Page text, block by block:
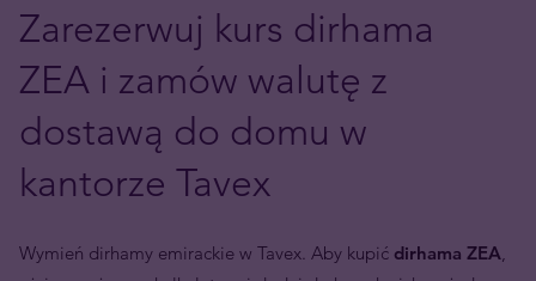
Zarezerwuj kurs dirhama
ZEA i zamów walutę z
dostawą do domu w
kantorze Tavex
Wymień dirhamy emirackie w Tavex. Aby kupić dirhama ZEA,